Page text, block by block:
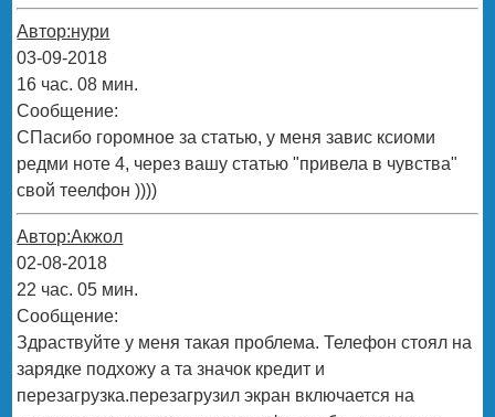
Автор:нури
03-09-2018
16 час. 08 мин.
Сообщение:
СПасибо горомное за статью, у меня завис ксиоми
редми ноте 4, через вашу статью "привела в чувства"
свой теелфон ))))
Автор:Акжол
02-08-2018
22 час. 05 мин.
Сообщение:
Здраствуйте у меня такая проблема. Телефон стоял на
зарядке подхожу а та значок кредит и
перезагрузка.перезагрузил экран включается на